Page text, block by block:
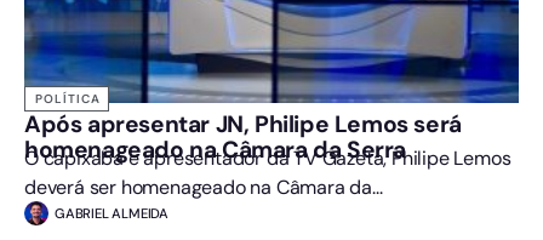
POLÍTICA
Após apresentar JN, Philipe Lemos será
homenageado na Câmara da Serra
O capixaba e apresentador da TV Gazeta, Philipe Lemos
deverá ser homenageado na Câmara da...
GABRIEL ALMEIDA